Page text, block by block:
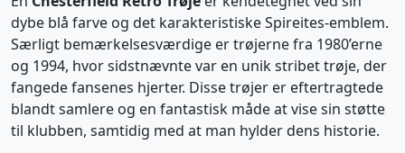
dybe blå farve og det karakteristiske Spireites-emblem.
Særligt bemærkelsesværdige er trøjerne fra 1980’erne
og 1994, hvor sidstnævnte var en unik stribet trøje, der
fangede fansenes hjerter. Disse trøjer er eftertragtede
blandt samlere og en fantastisk måde at vise sin støtte
til klubben, samtidig med at man hylder dens historie.